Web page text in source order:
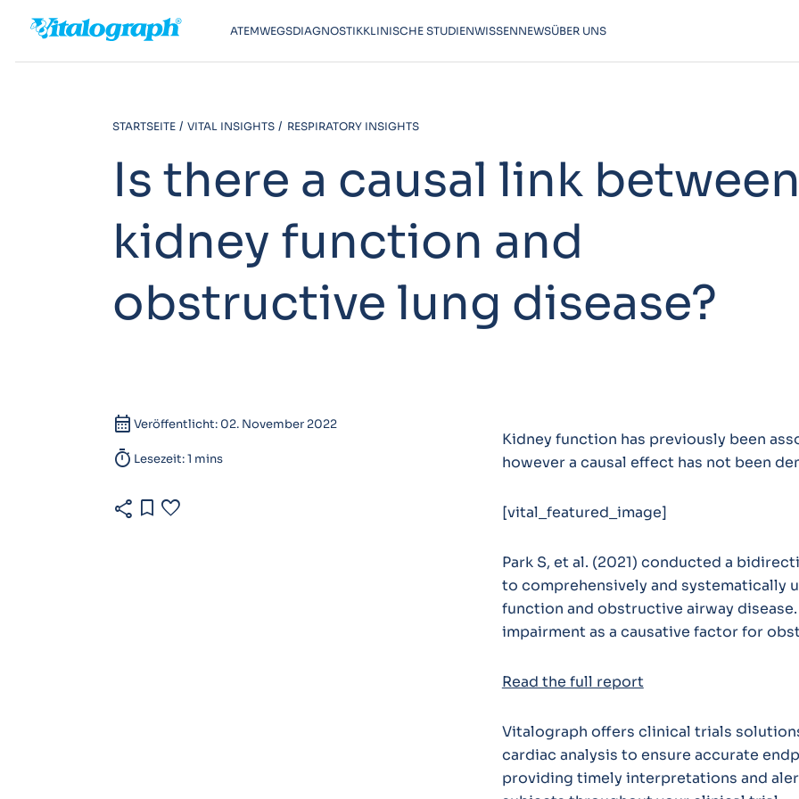
ATEMWEGSDIAGNOSTIKKLINISCHE STUDIENWISSENNEWSÜBER UNS
STARTSEITE VITAL INSIGHTS RESPIRATORY INSIGHTS
Is there a causal link between
kidney function and
obstructive lung disease?
calendar_month Veröffentlicht: 02. November 2022
timer Lesezeit: 1 mins
share bookmark favorite
Kidney function has previously been
however a causal effect has not been
[vital_featured_image]
Park S, et al. (2021) conducted a
to comprehensively and systematically
function and obstructive airway
impairment as a causative factor for
Read the full report
Vitalograph offers clinical trials
cardiac analysis to ensure accurate
providing timely interpretations and